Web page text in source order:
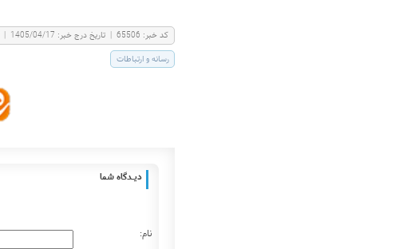
كد خبر: 65506
| تاریخ درج خبر: 1405/04/17
|
رسانه و ارتباطات
دیـــدگاه شما
نام: